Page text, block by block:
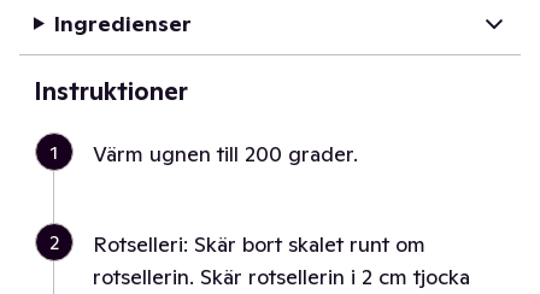
Ingredienser
Instruktioner
1 Värm ugnen till 200 grader.
2
Rotselleri: Skär bort skalet runt om
rotsellerin. Skär rotsellerin i 2 cm tjocka